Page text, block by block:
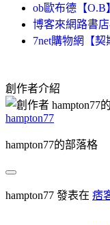
ob歐布德【O.B
博客來網路書
7net購物網【
創作者介紹
hampton77
hampton77的部落格
hampton77 發表在 痞